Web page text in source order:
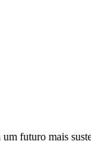
futuro mais